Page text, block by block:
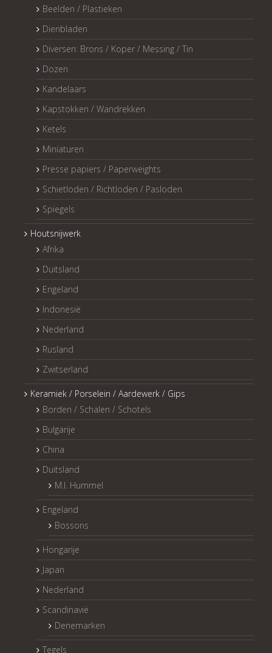
Beelden / Plastieken
Dienbladen
Diversen: Brons / Koper / Messing / Tin
Dozen
Kandelaars
Kapstokken / Wandrekken
Ketels
Miniaturen
Presse papiers / Paperweights
Schietloden / Richtloden / Pasloden
Spiegels
Houtsnijwerk
Afrika
Duitsland
Engeland
Indonesië
Nederland
Rusland
Zwitserland
Keramiek / Porselein / Aardewerk / Gips
Borden / Schalen / Schotels
Bulgarije
China
Duitsland
M.I. Hummel
Engeland
Bossons
Hongarije
Japan
Nederland
Scandinavië
Denemarken
Tegels